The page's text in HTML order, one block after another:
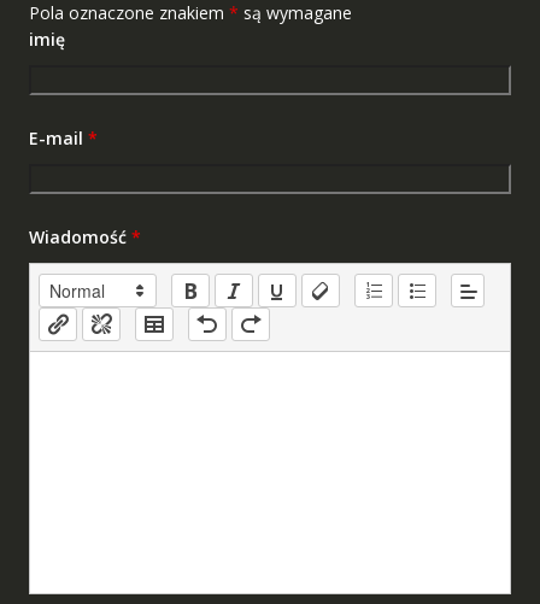
Pola oznaczone znakiem * są wymagane
imię
E-mail *
Wiadomość *